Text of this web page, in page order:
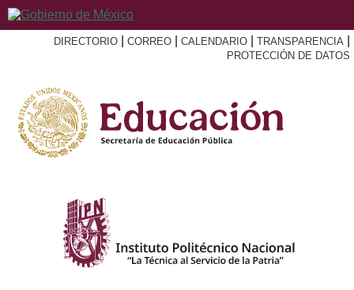
DIRECTORIO CORREO CALENDARIO TRANSPARENCIA
PROTECCIÓN DE DATOS